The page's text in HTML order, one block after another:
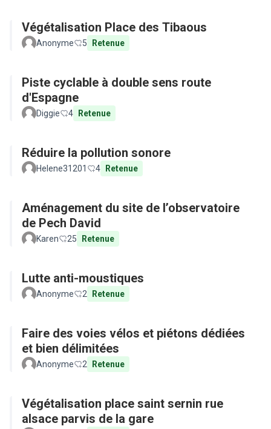
Végétalisation Place des Tibaous
Anonyme 5 Retenue
Piste cyclable à double sens route
d'Espagne
Diggie 4 Retenue
Réduire la pollution sonore
Helene31201 4 Retenue
Aménagement du site de l’observatoire
de Pech David
Karen 25 Retenue
Lutte anti-moustiques
Anonyme 2 Retenue
Faire des voies vélos et piétons dédiées
et bien délimitées
Anonyme 2 Retenue
Végétalisation place saint sernin rue
alsace parvis de la gare